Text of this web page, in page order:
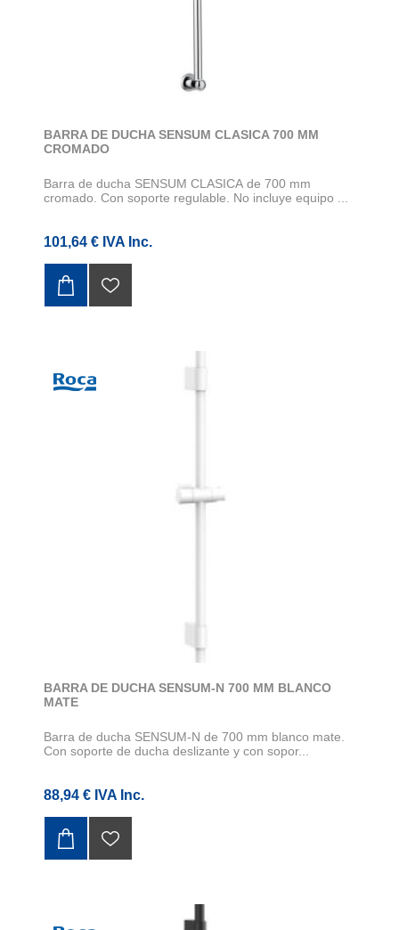
BARRA DE DUCHA SENSUM CLASICA 700 MM
CROMADO
Barra de ducha SENSUM CLASICA de 700 mm
cromado. Con soporte regulable. No incluye equipo ...
101,64 € IVA Inc.
BARRA DE DUCHA SENSUM-N 700 MM BLANCO
MATE
Barra de ducha SENSUM-N de 700 mm blanco mate.
Con soporte de ducha deslizante y con sopor...
88,94 € IVA Inc.